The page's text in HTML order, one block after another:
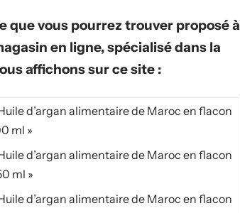
que vous pourrez trouver proposé à
en ligne, spécialisé dans la
affichons sur ce site :
d’argan alimentaire de Maroc en flacon
ml »
d’argan alimentaire de Maroc en flacon
ml »
d’argan alimentaire de Maroc en flacon